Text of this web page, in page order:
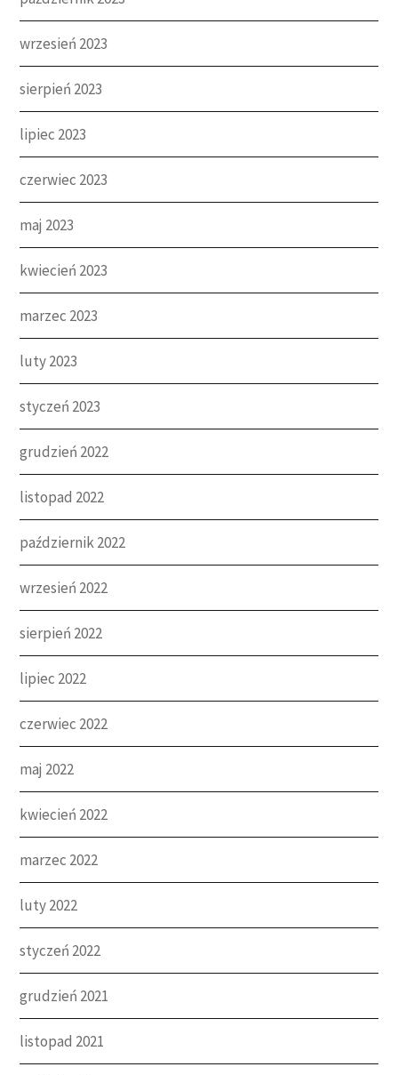
wrzesień 2023
sierpień 2023
lipiec 2023
czerwiec 2023
maj 2023
kwiecień 2023
marzec 2023
luty 2023
styczeń 2023
grudzień 2022
listopad 2022
październik 2022
wrzesień 2022
sierpień 2022
lipiec 2022
czerwiec 2022
maj 2022
kwiecień 2022
marzec 2022
luty 2022
styczeń 2022
grudzień 2021
listopad 2021